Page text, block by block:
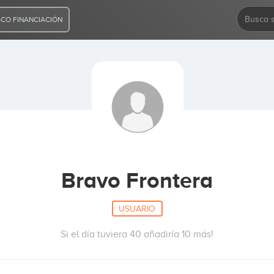
FINANCIACIÓN
Bravo Frontera
USUARIO
Si el día tuviera 40 añadiría 10 más!